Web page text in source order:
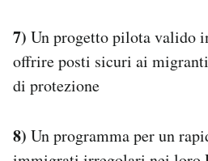
7) Un progetto pilota valido
offrire posti sicuri ai
di protezione
8) Un programma per un